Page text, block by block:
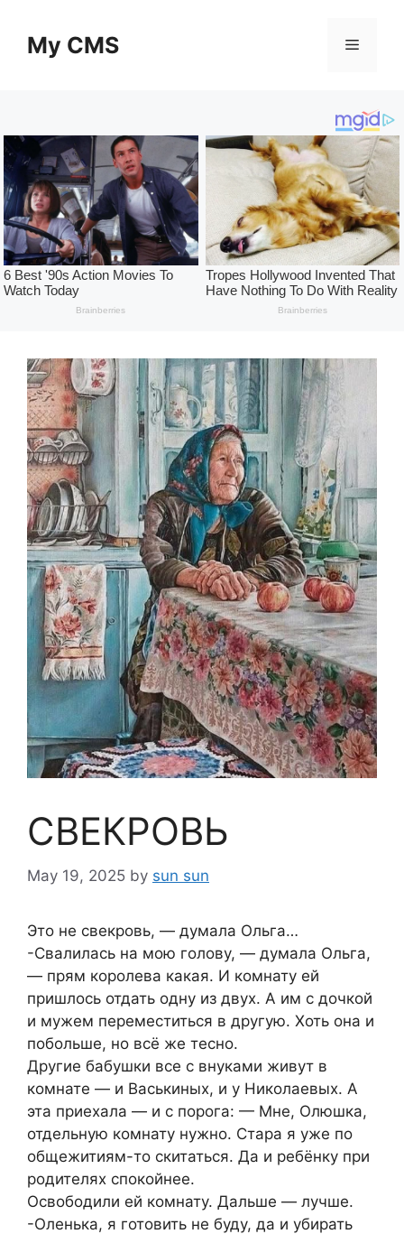
contentMy CMS Menu
СВЕКРОВЬ
May 19, 2025 by sun sun
Это не свекровь, — думала Ольга…
-Свалилась на мою голову, — думала Ольга,
— прям королева какая. И комнату ей
пришлось отдать одну из двух. А им с дочкой
и мужем переместиться в другую. Хоть она и
побольше, но всё же тесно.
Другие бабушки все с внуками живут в
комнате — и Васькиных, и у Николаевых. А
эта приехала — и с порога: — Мне, Олюшка,
отдельную комнату нужно. Стара я уже по
общежитиям-то скитаться. Да и ребёнку при
родителях спокойнее.
Освободили ей комнату. Дальше — лучше.
-Оленька, я готовить не буду, да и убирать